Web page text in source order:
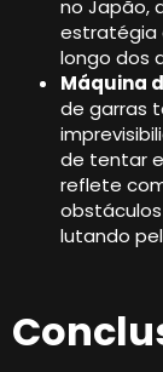
no Japão,
estratégia
longo dos
Máquina
de garras
de tentar
reflete
lutando